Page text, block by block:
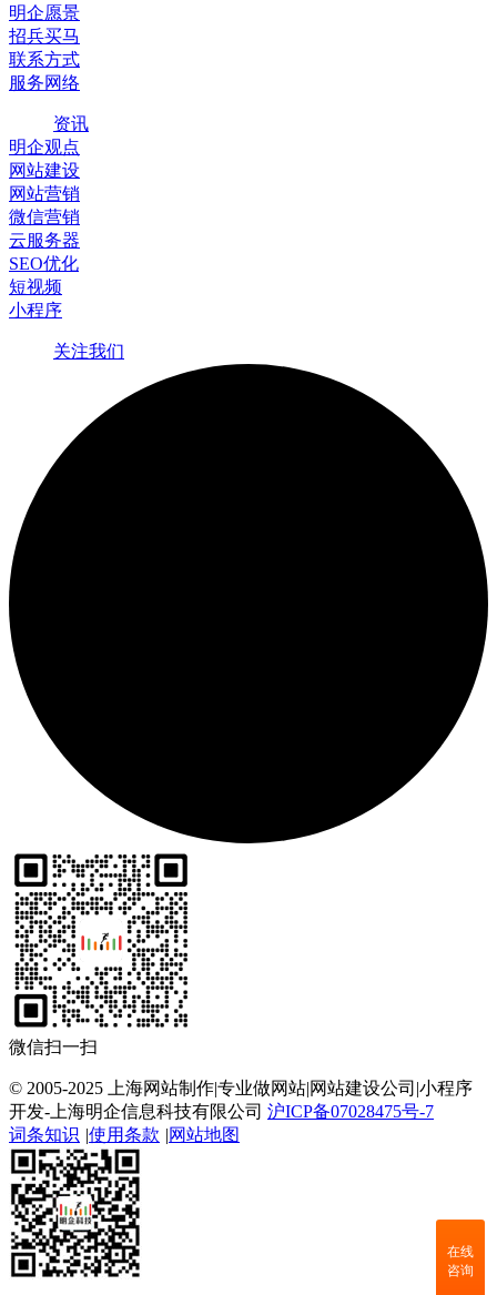
明企愿景
招兵买马
联系方式
服务网络
资讯
明企观点
网站建设
网站营销
微信营销
云服务器
SEO优化
短视频
小程序
关注我们
微信扫一扫
© 2005-2025 上海网站制作|专业做网站|网站建设公司|小程序
开发-上海明企信息科技有限公司 沪ICP备07028475号-7
词条知识 |使用条款 |网站地图
在线
咨询